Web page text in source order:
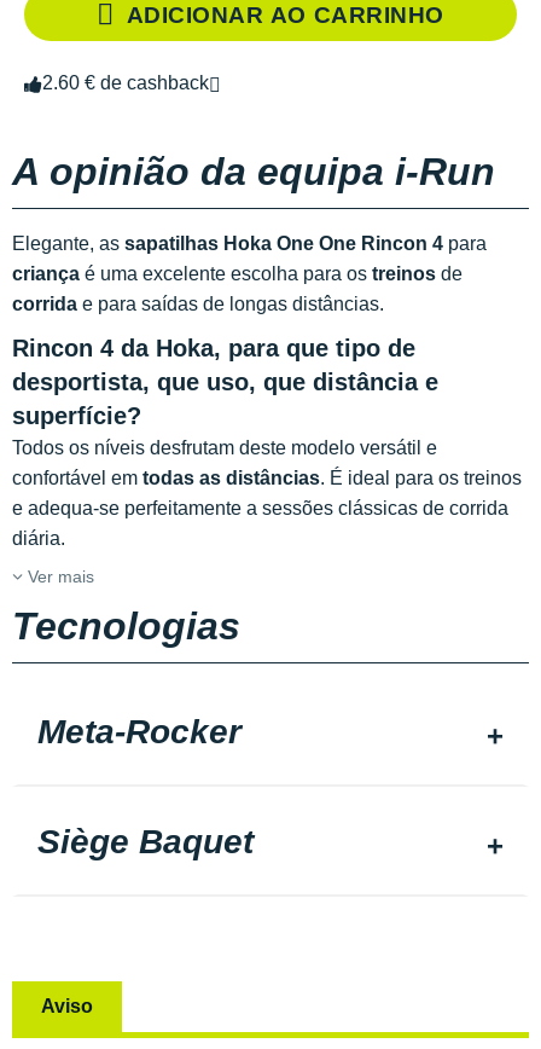
ADICIONAR AO CARRINHO
2.60 € de cashback
A opinião da equipa i-Run
Elegante, as sapatilhas Hoka One One Rincon 4 para
criança é uma excelente escolha para os treinos de
corrida e para saídas de longas distâncias.
Rincon 4 da Hoka, para que tipo de
desportista, que uso, que distância e
superfície?
Todos os níveis desfrutam deste modelo versátil e
confortável em todas as distâncias. É ideal para os treinos
e adequa-se perfeitamente a sessões clássicas de corrida
diária.
Ver mais
Tecnologias
Meta-Rocker
Siège Baquet
Aviso